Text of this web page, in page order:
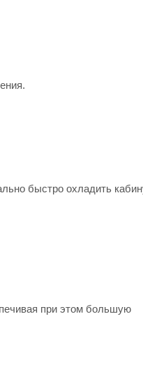
быстро охладить
при этом большую